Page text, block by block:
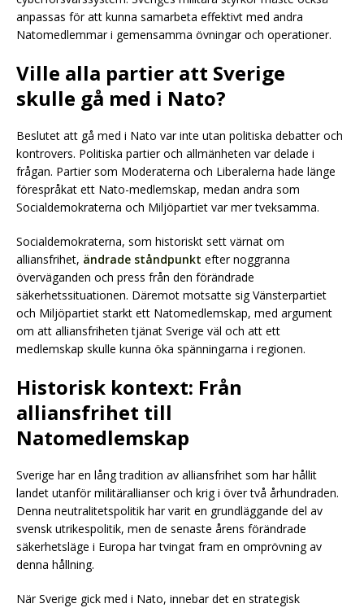
anpassas för att kunna samarbeta effektivt med andra
Natomedlemmar i gemensamma övningar och operationer.
Ville alla partier att Sverige
skulle gå med i Nato?
Beslutet att gå med i Nato var inte utan politiska debatter och
kontrovers. Politiska partier och allmänheten var delade i
frågan. Partier som Moderaterna och Liberalerna hade länge
förespråkat ett Nato-medlemskap, medan andra som
Socialdemokraterna och Miljöpartiet var mer tveksamma.
Socialdemokraterna, som historiskt sett värnat om
alliansfrihet, ändrade ståndpunkt efter noggranna
överväganden och press från den förändrade
säkerhetssituationen. Däremot motsatte sig Vänsterpartiet
och Miljöpartiet starkt ett Natomedlemskap, med argument
om att alliansfriheten tjänat Sverige väl och att ett
medlemskap skulle kunna öka spänningarna i regionen.
Historisk kontext: Från
alliansfrihet till
Natomedlemskap
Sverige har en lång tradition av alliansfrihet som har hållit
landet utanför militärallianser och krig i över två århundraden.
Denna neutralitetspolitik har varit en grundläggande del av
svensk utrikespolitik, men de senaste årens förändrade
säkerhetsläge i Europa har tvingat fram en omprövning av
denna hållning.
När Sverige gick med i Nato, innebar det en strategisk